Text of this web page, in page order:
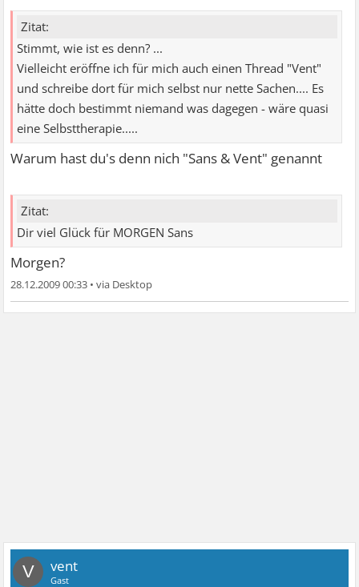
Zitat:
Stimmt, wie ist es denn? ...
Vielleicht eröffne ich für mich auch einen Thread "Vent"
und schreibe dort für mich selbst nur nette Sachen.... Es
hätte doch bestimmt niemand was dagegen - wäre quasi
eine Selbsttherapie.....
Warum hast du's denn nich "Sans & Vent" genannt
Zitat:
Dir viel Glück für MORGEN Sans
Morgen?
28.12.2009 00:33 •
V vent
Gast